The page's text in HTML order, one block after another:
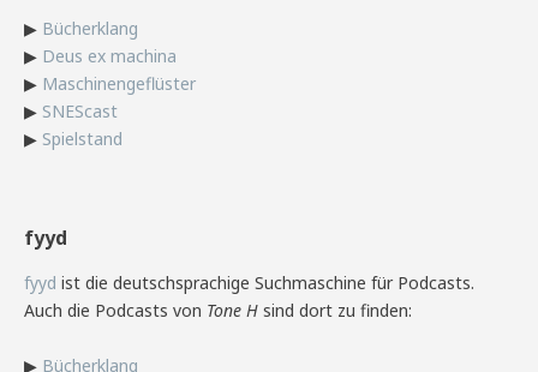
▶ Bücherklang
▶ Deus ex machina
▶ Maschinengeflüster
▶ SNEScast
▶ Spielstand
fyyd
fyyd ist die deutschsprachige Suchmaschine für Podcasts.
Auch die Podcasts von Tone H sind dort zu finden:
▶ Bücherklang